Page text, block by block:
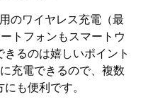
のワイヤレス充電（最
トフォンもスマートウ
るのは嬉しいポイント
充電できるので、複数
も便利です。